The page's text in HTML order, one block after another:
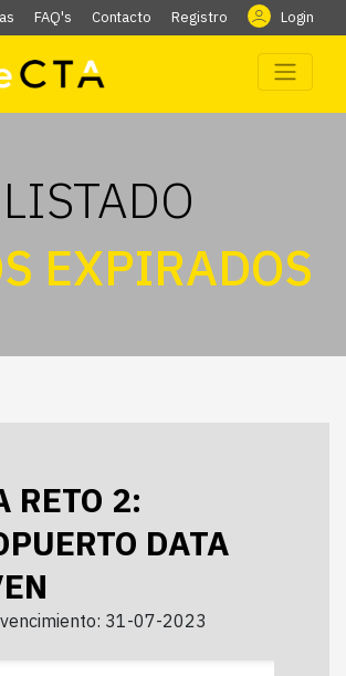
FAQ's Contacto Registro Login
LISTADO
EXPIRADOS
RETO 2:
DATA
31-07-2023